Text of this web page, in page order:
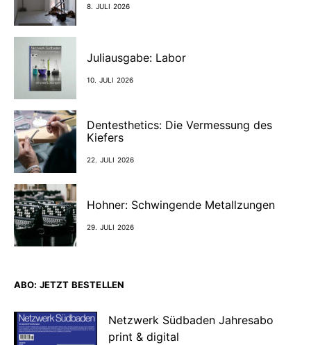
8. JULI 2026
Juliausgabe: Labor
10. JULI 2026
Dentesthetics: Die Vermessung des
Kiefers
22. JULI 2026
Hohner: Schwingende Metallzungen
29. JULI 2026
ABO: JETZT BESTELLEN
Netzwerk Südbaden Jahresabo
print & digital